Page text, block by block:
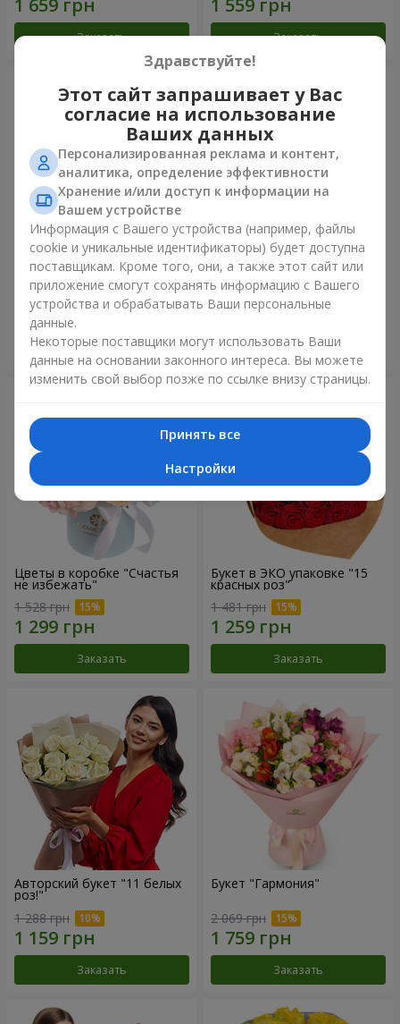
Заказать Заказать
Букет "Радуга эмоций"
1 888 грн
Заказать
Букет "Прелесть" с
воздушными шарами
2 656 грн
Заказать
Цветы в коробке "Счастья
не избежать"
1 528 грн
Заказать
Букет в ЭКО упаковке "15
красных роз"
1 481 грн
Заказать
Авторский букет "11 белых
роз!"
1 288 грн
Заказать
Букет "Гармония"
2 069 грн
Заказать
Здравствуйте!
Этот сайт запрашивает у Вас
согласие на использование
Ваших данных
Персонализированная реклама и контент,
аналитика, определение эффективности
Хранение и/или доступ к информации на
Вашем устройстве
Информация с Вашего устройства (например, файлы
cookie и уникальные идентификаторы) будет доступна
поставщикам. Кроме того, они, а также этот сайт или
приложение смогут сохранять информацию с Вашего
устройства и обрабатывать Ваши персональные
данные.
Некоторые поставщики могут использовать Ваши
данные на основании законного интереса. Вы можете
изменить свой выбор позже по ссылке внизу страницы.
Принять все
Настройки